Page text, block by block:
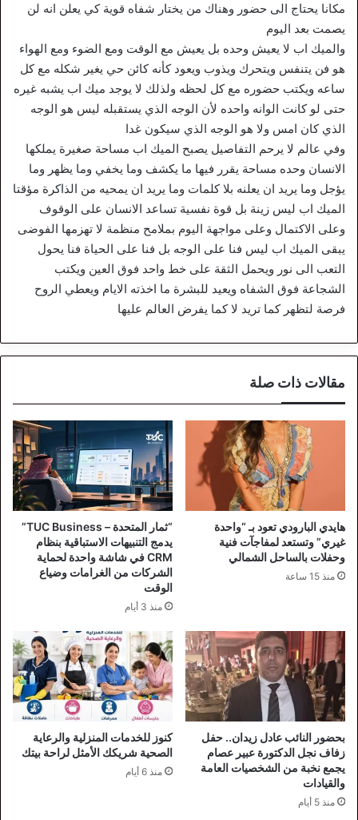
مكانا يحتاج الى حضور وهناك من يختار شفاه قوية كي يعلن انه لن
يصمت بعد اليوم
والميك اب لا يعيش وحده بل يعيش مع الوقت ومع الضوء ومع الهواء
هو فن يتنفس ويتحرك ويذوب ويعود كأنه كائن حي يغير شكله مع كل
ساعه ويكتب حضوره مع كل لحظه ولذلك لا يوجد ميك اب يشبه غيره
حتى لو كانت الوانه واحده لأن الوجه الذي يستقبله ليس هو الوجه
الذي كان امس ولا هو الوجه الذي سيكون غدا
وفي عالم لا يرحم التفاصيل يصبح الميك اب مساحة صغيرة يملكها
الانسان وحده مساحة يقرر فيها ما يكشف وما يخفي وما يظهر وما
يؤجل وما يريد ان يعلنه بلا كلمات وما يريد ان يمحيه من الذاكرة مؤقتا
الميك اب ليس زينة بل قوة نفسية تساعد الانسان على الوقوف
وعلى الاكتمال وعلى مواجهة اليوم بملامح منظمة لا تهزمها الفوضى
يبقى الميك اب ليس فنا على الوجه بل فنا على الحياة فنا يحول
التعب الى نور ويحمل الثقة على خط واحد فوق العين ويكتب
الشجاعة فوق الشفاه ويعيد للبشرة ما اخذته الايام ويعطي الروح
فرصة لتظهر كما تريد لا كما يفرض العالم عليها
مقالات ذات صلة
هايدي البارودي تعود بـ “واحدة
غيري” وتستعد لمفاجآت فنية
وحفلات بالساحل الشمالي
منذ 15 ساعة
“ثمار المتحدة – TUC Business”
يدمج التنبيهات الاستباقية بنظام
CRM في شاشة واحدة لحماية
الشركات من الغرامات وضياع
الوقت
منذ 3 أيام
بحضور النائب عادل زيدان.. حفل
زفاف نجل الدكتورة عبير عصام
يجمع نخبة من الشخصيات العامة
والقيادات
منذ 5 أيام
كنوز للخدمات المنزلية والرعاية
الصحية شريكك الأمثل لراحة بيتك
منذ 6 أيام